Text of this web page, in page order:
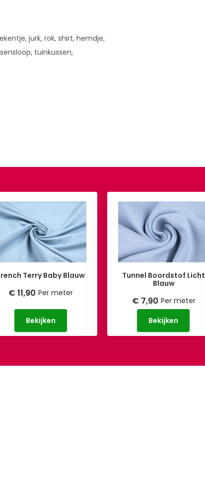
jurk, rok, shirt, hemdje,
tuinkussen,
Terry Baby Blauw
€ 11,90 Per meter
Bekijken
Tunnel Boordstof Licht
Blauw
€ 7,90 Per meter
Bekijken